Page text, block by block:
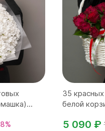
35
белой
5 090 ₽